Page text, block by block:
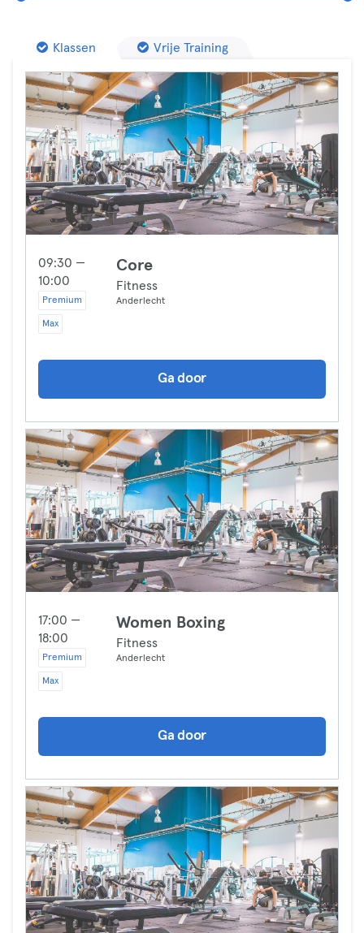
Klassen Vrije Training
09:30 —
10:00
Premium
Max
Core
Fitness
Anderlecht
Ga door
17:00 —
18:00
Premium
Max
Women Boxing
Fitness
Anderlecht
Ga door